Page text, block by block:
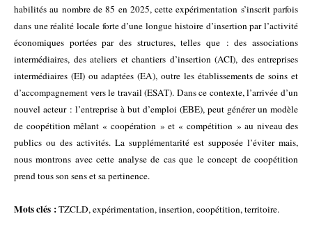
habilités au nombre de 85 en 2025, cette expérimentation s’inscrit parfois
dans une réalité locale forte d’une longue histoire d’insertion par l’activité
économiques portées par des structures, telles que : des associations
intermédiaires, des ateliers et chantiers d’insertion (ACI), des entreprises
intermédiaires (EI) ou adaptées (EA), outre les établissements de soins et
d’accompagnement vers le travail (ESAT). Dans ce contexte, l’arrivée d’un
nouvel acteur : l’entreprise à but d’emploi (EBE), peut générer un modèle
de coopétition mêlant « coopération » et « compétition » au niveau des
publics ou des activités. La supplémentarité est supposée l’éviter mais,
nous montrons avec cette analyse de cas que le concept de coopétition
prend tous son sens et sa pertinence.
Mots clés :TZCLD, expérimentation, insertion, coopétition, territoire.